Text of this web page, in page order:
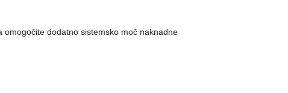
omogočite dodatno sistemsko moč naknadne